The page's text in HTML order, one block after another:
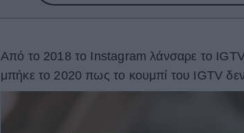
Από το 2018 το Instagram λάνσαρε το
μπήκε το 2020 πως το κουμπί του IGTV